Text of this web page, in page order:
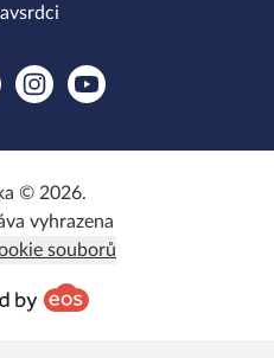
InstagramYouTube
© 2026.
vyhrazena
souborů